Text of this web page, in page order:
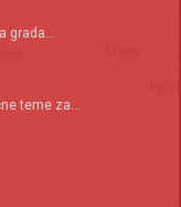
grada...
teme za...